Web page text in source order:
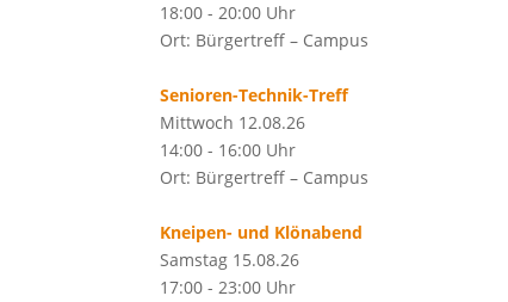
18:00 - 20:00 Uhr
Ort: Bürgertreff – Campus
Senioren-Technik-Treff
Mittwoch 12.08.26
14:00 - 16:00 Uhr
Ort: Bürgertreff – Campus
Kneipen- und Klönabend
Samstag 15.08.26
17:00 - 23:00 Uhr